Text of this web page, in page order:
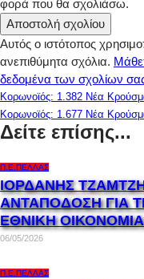
φορά που θα σχολιάσω.
Αυτός ο ιστότοπος
ανεπιθύμητα σχόλια.
δεδομένα των σχολίων
Κορωνοϊός: 1.382 Νέα
Κορωνοϊός: 1.677 Νέα
Δείτε επίσης...
Π.Ε.ΠΈΛΛΑΣ
ΙΟΡΔΑΝΗΣ
ΑΝΤΑΠΟΔΟΣΗ ΓΙΑ
ΕΘΝΙΚΗ
06/05/2026
Π.Ε.ΠΈΛΛΑΣ